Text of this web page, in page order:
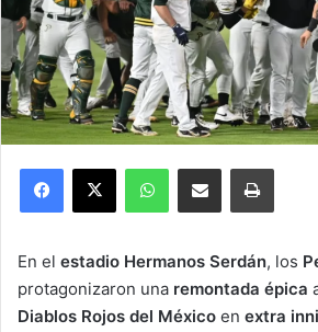
Facebook
X WhatsAppCompartir por correo electrónicoImprimir
En el estadio Hermanos Serdán, los
protagonizaron una remontada épica
Diablos Rojos del México en extra